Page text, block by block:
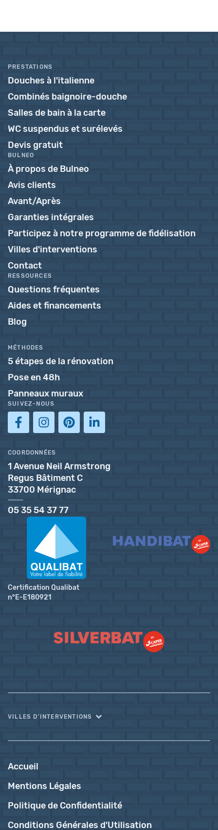
PRESTATIONS
Douches à l'italienne
Combinés baignoire-douche
Salles de bain à la carte
WC suspendus et surélevés
Devis gratuit
BULNEO
À propos de Bulneo
Avis clients
Avant/Après
Garanties intégrales
Participez à notre programme de fidélisation
Villes d'interventions
Contact
RESSOURCES
Questions fréquentes
Aides et financements
Blog
MÉTHODES
5 étapes de la rénovation
Pose en 48h
Panneaux muraux
SUIVEZ-NOUS
COORDONNÉES
1 Avenue Neil Armstrong
Regus Bâtiment C
33700 Mérignac
05 35 54 37 77
Certification Qualibat
n°E-E180921
VILLES D'INTERVENTIONS
Accueil
Mentions Légales
Politique de Confidentialité
Conditions Générales d'Utilisation